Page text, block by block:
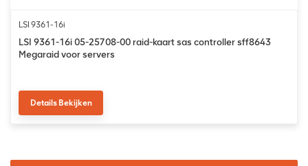
LSI 9361-16i
LSI 9361-16i 05-25708-00 raid-kaart sas controller sff8643
Megaraid voor servers
Details Bekijken